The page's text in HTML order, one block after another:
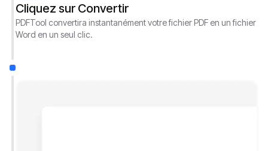
Cliquez sur Convertir
PDFTool convertira instantanément votre fichier PDF en un fichier
Word en un seul clic.